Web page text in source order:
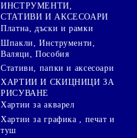
ИНСТРУМЕНТИ,
СТАТИВИ И АКСЕСОАРИ
Платна, дъски и рамки
Шпакли, Инструменти,
Валяци, Пособия
Стативи, папки и аксесоари
ХАРТИИ И СКИЦНИЦИ ЗА
РИСУВАНЕ
Хартии за акварел
Хартии за графика , печат и
туш